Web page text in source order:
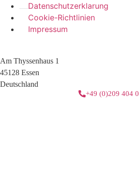
Datenschutzerklarung
Cookie-Richtlinien
Impressum
Am Thyssenhaus 1
45128 Essen
Deutschland
+49 (0)209 404 0